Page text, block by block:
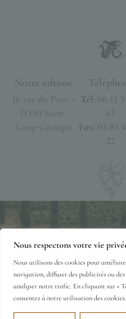
Nous respectons votre vie
Nous utilisons des cookies pour
navigation, diffuser des publicités ou
analyser notre trafic. En cliquant sur «
consentez à notre utilisation des cookies.
Notre adresse
16 rue du Parc –
71350 Saint-
Loup-Géanges
Tél: 06 11
67
Fax: 03 85
22
Mentions LégalesPolitique
Conditions
© 2026·DOMAINE-